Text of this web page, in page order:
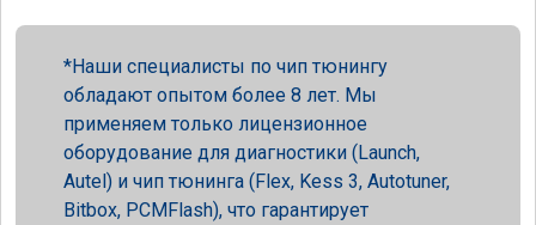
Наши специалисты по чип тюнингу
обладают опытом более 8 лет. Мы
применяем только лицензионное
оборудование для диагностики (Launch,
Autel) и чип тюнинга (Flex, Kess 3, Autotuner,
Bitbox, PCMFlash), что гарантирует